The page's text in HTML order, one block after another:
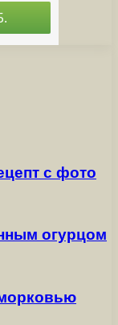
с фото
огурцом